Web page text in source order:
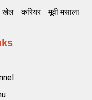
खेल करियर मूवी मसाला